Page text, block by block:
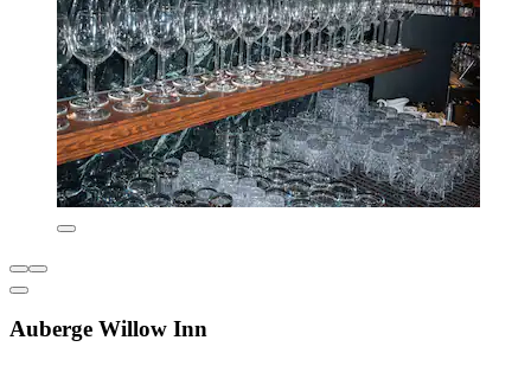
Auberge Willow Inn